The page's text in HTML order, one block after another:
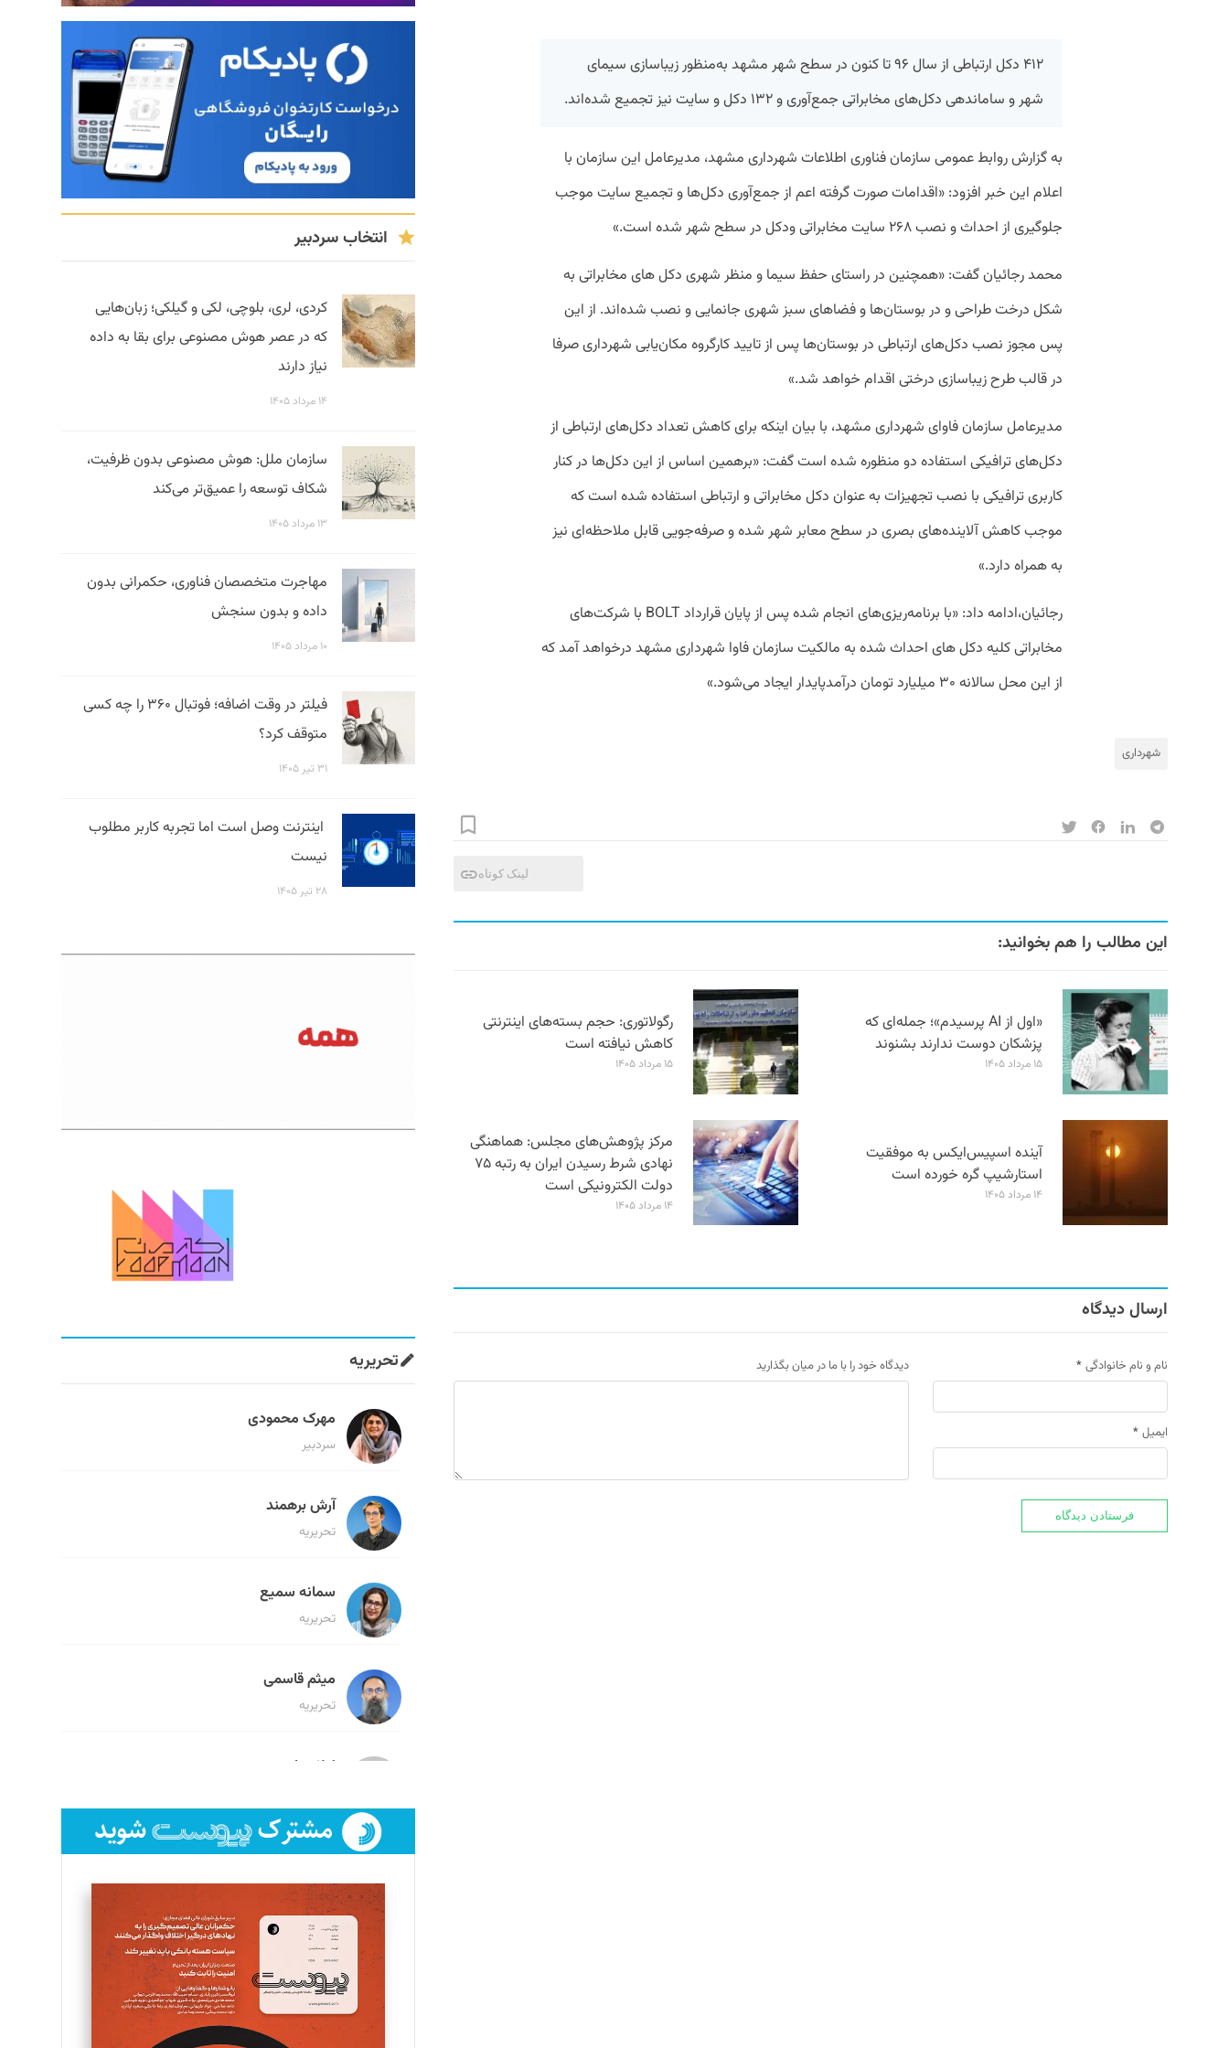
۴۱۲ دکل ارتباطی از سال ۹۶ تا کنون در سطح شهر مشهد به‌منظور زیباسازی سیمای
شهر و ساماندهی دکل‌های مخابراتی جمع‌آوری و ۱۳۲ دکل و سایت نیز تجمیع شده‌اند.
به گزارش روابط عمومی سازمان فناوری اطلاعات شهرداری مشهد، مدیرعامل این سازمان با
اعلام این خبر افزود: «اقدامات صورت گرفته اعم از جمع‌آوری دکل‌ها و تجمیع سایت موجب
جلوگیری از احداث و نصب ۲۶۸ سایت مخابراتی ودکل در سطح شهر شده است.»
محمد رجائیان گفت: «همچنین در راستای حفظ سیما و منظر شهری دکل های مخابراتی به
شکل درخت طراحی و در بوستان‌ها و فضاهای سبز شهری جانمایی و نصب شده‌اند. از این
پس مجوز نصب دکل‌های ارتباطی در بوستان‌ها پس از تایید کارگروه مکان‌یابی شهرداری صرفا
در قالب طرح زیباسازی درختی اقدام خواهد شد.»
مدیرعامل سازمان فاوای شهرداری مشهد، با بیان اینکه برای کاهش تعداد دکل‌های ارتباطی از
دکل‌های ترافیکی استفاده دو منظوره شده است گفت: «برهمین اساس از این دکل‌ها در کنار
کاربری ترافیکی با نصب تجهیزات به عنوان دکل مخابراتی و ارتباطی استفاده شده است که
موجب کاهش آلاینده‌های بصری در سطح معابر شهر شده و صرفه‌جویی قابل ملاحظه‌ای نیز
به همراه دارد.»
رجائیان،ادامه داد: «با برنامه‌ریزی‌های انجام شده پس از پایان قرارداد BOLT با شرکت‌های
مخابراتی کلیه دکل های احداث شده به مالکیت سازمان فاوا شهرداری مشهد درخواهد آمد که
از این محل سالانه ۳۰ میلیارد تومان درآمدپایدار ایجاد می‌شود.»
شهرداری
لینک کوتاه
این مطالب را هم بخوانید:
«اول از AI پرسیدم»؛ جمله‌ای که
پزشکان دوست ندارند بشنوند
۱۵ مرداد ۱۴۰۵
رگولاتوری: حجم بسته‌های اینترنتی
کاهش نیافته است
۱۵ مرداد ۱۴۰۵
آینده اسپیس‌ایکس به موفقیت
استارشیپ گره خورده است
۱۴ مرداد ۱۴۰۵
مرکز پژوهش‌های مجلس: هماهنگی
نهادی شرط رسیدن ایران به رتبه ۷۵
دولت الکترونیکی است
۱۴ مرداد ۱۴۰۵
ارسال دیدگاه
نام و نام خانوادگی *
ایمیل *
دیدگاه خود را با ما در میان بگذارید
انتخاب سردبیر
کردی، لری، بلوچی، لکی و گیلکی؛ زبان‌هایی
که در عصر هوش مصنوعی برای بقا به داده
نیاز دارند
۱۴ مرداد ۱۴۰۵
سازمان ملل: هوش مصنوعی بدون ظرفیت،
شکاف توسعه را عمیق‌تر می‌کند
۱۳ مرداد ۱۴۰۵
مهاجرت متخصصان فناوری، حکمرانی بدون
داده و بدون سنجش
۱۰ مرداد ۱۴۰۵
فیلتر در وقت اضافه؛ فوتبال ۳۶۰ را چه کسی
متوقف کرد؟
۳۱ تیر ۱۴۰۵
اینترنت وصل است اما تجربه کاربر مطلوب
نیست
۲۸ تیر ۱۴۰۵
تحریریه
مهرک محمودی
سردبیر
آرش برهمند
تحریریه
سمانه سمیع
تحریریه
میثم قاسمی
تحریریه
لیلا حنارود
فائزه فتحی رستمی
تحریریه
سروش کرمیان
تحریریه
مینا پاکدل